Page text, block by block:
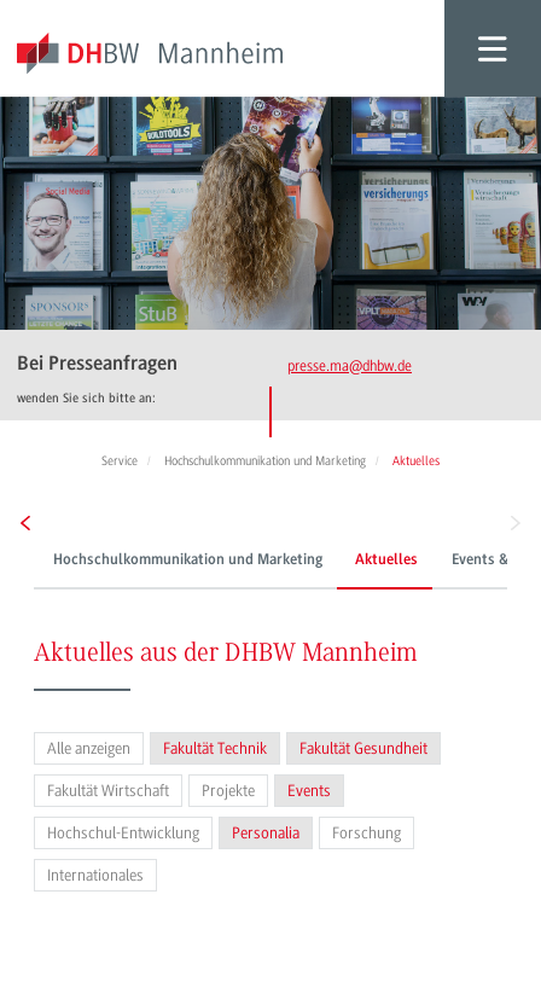
Bei Presseanfragen
wenden Sie sich bitte an:
presse.ma@dhbw.de
Service Hochschulkommunikation und Marketing Aktuelles
Hochschulkommunikation und Marketing Aktuelles Events &
Aktuelles aus der DHBW Mannheim
Alle anzeigen Fakultät Technik Fakultät Gesundheit
Fakultät Wirtschaft Projekte Events
Hochschul-Entwicklung Personalia Forschung
Internationales